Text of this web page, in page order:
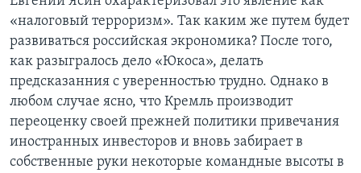
«налоговый терроризм». Так каким же путем будет
развиваться российская экрономика? После того,
как разыгралось дело «Юкоса», делать
предсказанния с уверенностью трудно. Однако в
любом случае ясно, что Кремль производит
переоценку своей прежней политики привечания
иностранных инвесторов и вновь забирает в
собственные руки некоторые командные высоты в